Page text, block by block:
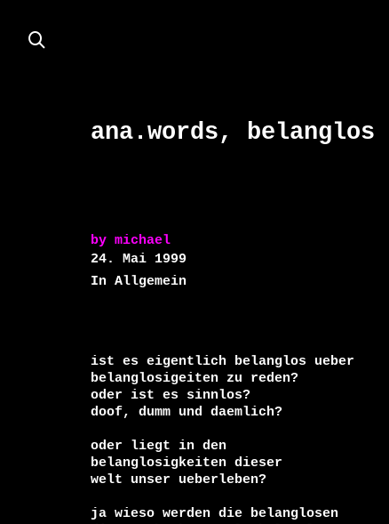
ana.words,
by michael
24. Mai 1999
In Allgemein
ist es eigentlich belanglos ueber
belanglosigeiten zu reden?
oder ist es sinnlos?
doof, dumm und daemlich?
oder liegt in den
belanglosigkeiten dieser
welt unser ueberleben?
ja wieso werden die belanglosen